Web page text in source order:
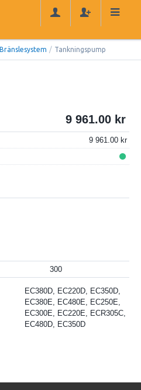
Bränslesystem / Tankningspump
9 961.00
9 961.00
300
EC380D, EC220D, EC350D,
EC380E, EC480E, EC250E,
EC300E, EC220E, ECR305C,
EC480D, EC350D